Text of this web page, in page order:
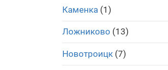
Каменка (1)
Ложниково (13)
Новотроицк(7)